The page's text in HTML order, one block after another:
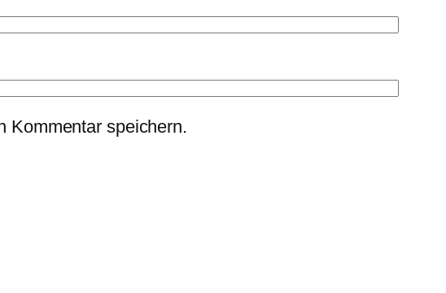
Kommentar speichern.